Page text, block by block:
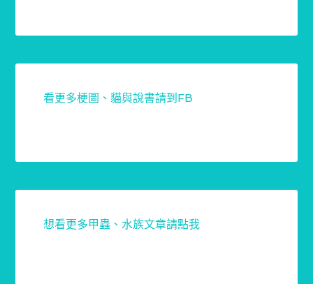
看更多梗圖、貓與說書請到FB
想看更多甲蟲、水族文章請點我